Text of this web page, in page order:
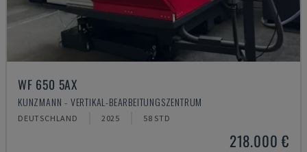
WF 650 5AX
KUNZMANN - VERTIKAL-BEARBEITUNGSZENTRUM
DEUTSCHLAND 2025 58 STD
218.000 €